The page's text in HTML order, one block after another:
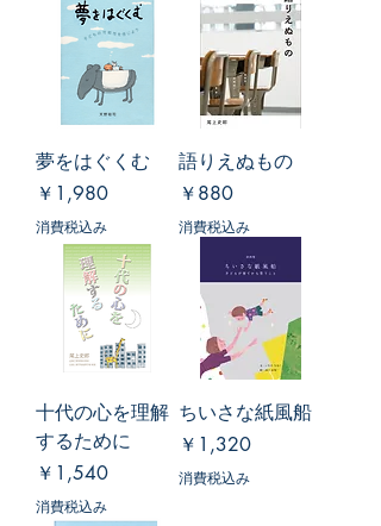
夢をはぐくむ
価格
￥1,980
消費税込み
語りえぬもの
価格
￥880
消費税込み
十代の心を理解
するために
価格
￥1,540
消費税込み
ちいさな紙風船
価格
￥1,320
消費税込み